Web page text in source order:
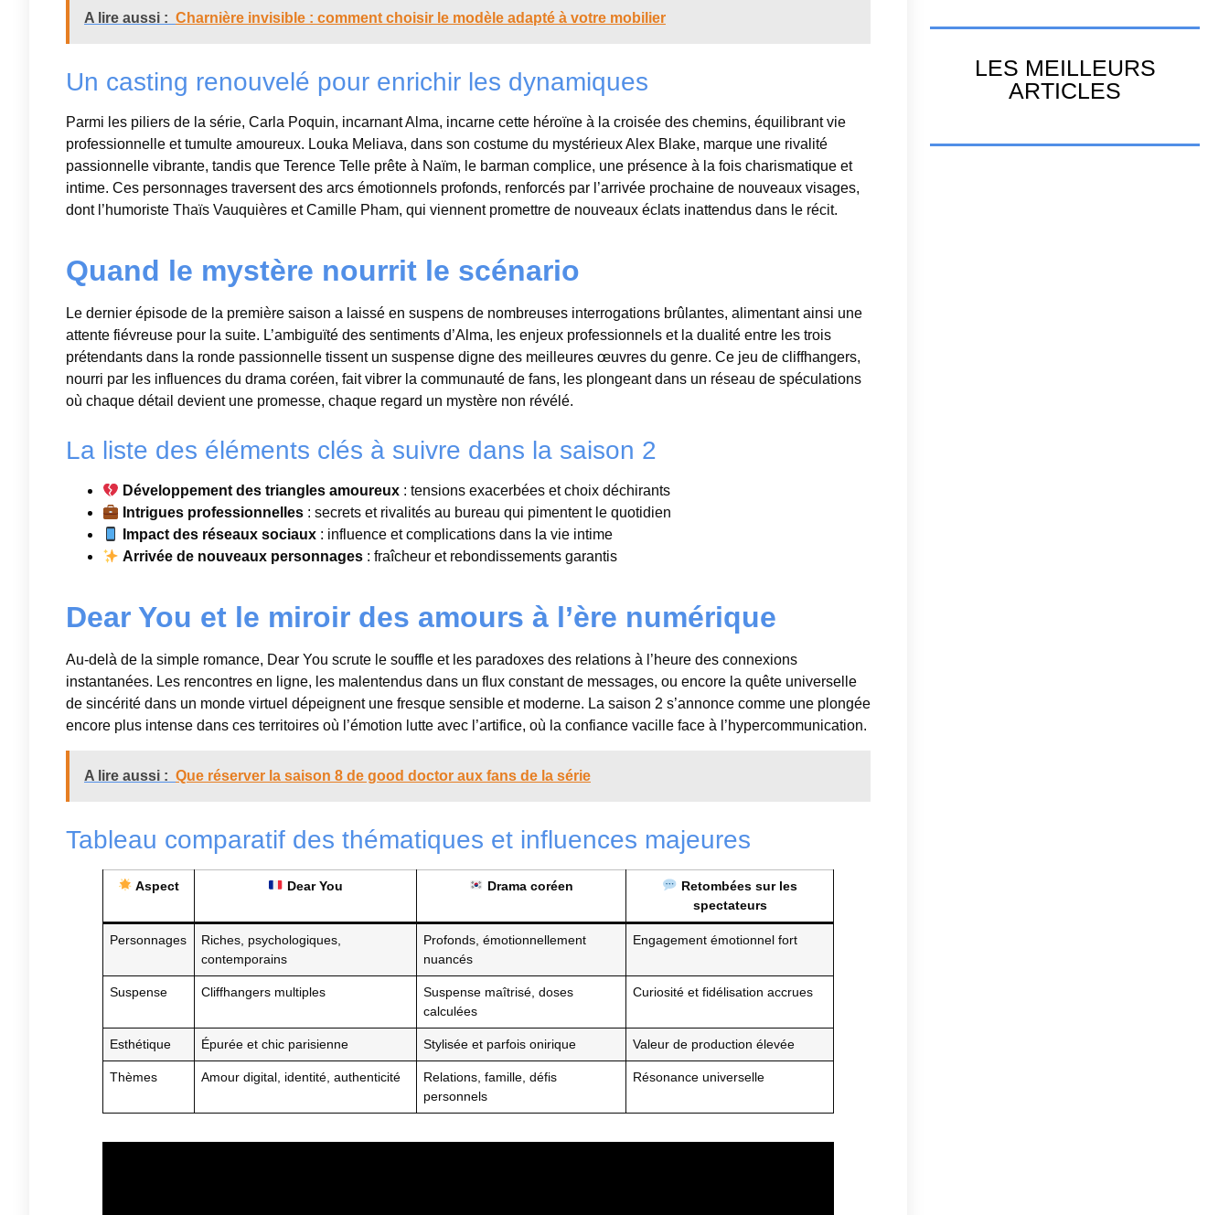
A lire aussi : Charnière invisible : comment choisir le modèle adapté à votre mobilier
Un casting renouvelé pour enrichir les dynamiques
Parmi les piliers de la série, Carla Poquin, incarnant Alma, incarne cette héroïne à la croisée des chemins, équilibrant vie
professionnelle et tumulte amoureux. Louka Meliava, dans son costume du mystérieux Alex Blake, marque une rivalité
passionnelle vibrante, tandis que Terence Telle prête à Naïm, le barman complice, une présence à la fois charismatique et
intime. Ces personnages traversent des arcs émotionnels profonds, renforcés par l’arrivée prochaine de nouveaux visages,
dont l’humoriste Thaïs Vauquières et Camille Pham, qui viennent promettre de nouveaux éclats inattendus dans le récit.
Quand le mystère nourrit le scénario
Le dernier épisode de la première saison a laissé en suspens de nombreuses interrogations brûlantes, alimentant ainsi une
attente fiévreuse pour la suite. L’ambiguïté des sentiments d’Alma, les enjeux professionnels et la dualité entre les trois
prétendants dans la ronde passionnelle tissent un suspense digne des meilleures œuvres du genre. Ce jeu de cliffhangers,
nourri par les influences du drama coréen, fait vibrer la communauté de fans, les plongeant dans un réseau de spéculations
où chaque détail devient une promesse, chaque regard un mystère non révélé.
La liste des éléments clés à suivre dans la saison 2
Développement des triangles amoureux : tensions exacerbées et choix déchirants
Intrigues professionnelles : secrets et rivalités au bureau qui pimentent le quotidien
Impact des réseaux sociaux : influence et complications dans la vie intime
Arrivée de nouveaux personnages : fraîcheur et rebondissements garantis
Dear You et le miroir des amours à l’ère numérique
Au-delà de la simple romance, Dear You scrute le souffle et les paradoxes des relations à l’heure des connexions
instantanées. Les rencontres en ligne, les malentendus dans un flux constant de messages, ou encore la quête universelle
de sincérité dans un monde virtuel dépeignent une fresque sensible et moderne. La saison 2 s’annonce comme une plongée
encore plus intense dans ces territoires où l’émotion lutte avec l’artifice, où la confiance vacille face à l’hypercommunication.
A lire aussi : Que réserver la saison 8 de good doctor aux fans de la série
Tableau comparatif des thématiques et influences majeures
Aspect Dear You Drama coréen
Retombées sur les
spectateurs
Personnages
Riches, psychologiques,
contemporains
Profonds, émotionnellement
nuancés
Engagement émotionnel fort
Suspense Cliffhangers multiples
Suspense maîtrisé, doses
calculées
Curiosité et fidélisation accrues
Esthétique Épurée et chic parisienne Stylisée et parfois onirique Valeur de production élevée
Thèmes Amour digital, identité, authenticité
Relations, famille, défis
personnels
Résonance universelle
LES MEILLEURS
ARTICLES